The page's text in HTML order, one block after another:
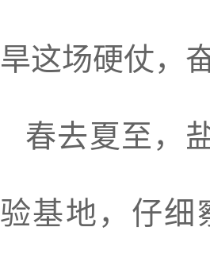
旱这场硬仗，
春去夏至，
验基地，仔细